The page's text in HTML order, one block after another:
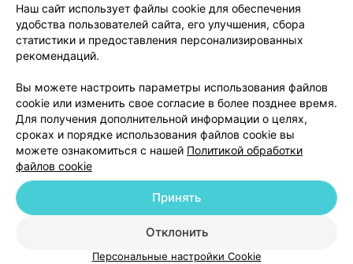
Вакансии
Партнеры
Написать руководителю 103.by
Обработка персональных данных
© 2026 ООО «Артокс Лаб», УНП 191700409
| 220012, Республика Беларусь,
г. Минск, улица Толбухина, 2, пом. 16 | help@103.by
Служба поддержки +375 291212755
Наш сайт использует файлы cookie для обеспечения
удобства пользователей сайта, его улучшения, сбора
статистики и предоставления персонализированных
рекомендаций.
Вы можете настроить параметры использования файлов
cookie или изменить свое согласие в более позднее время.
Для получения дополнительной информации о целях,
сроках и порядке использования файлов cookie вы
можете ознакомиться с нашей Политикой обработки
файлов cookie
Отклонить
Принять
Персональные настройки Cookie